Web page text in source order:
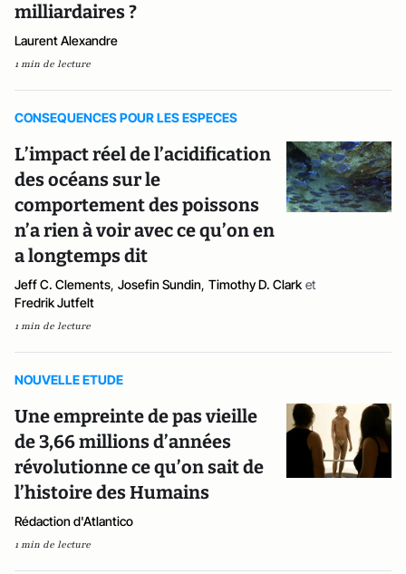
milliardaires ?
Laurent Alexandre
1 min de lecture
CONSEQUENCES POUR LES ESPECES
L’impact réel de l’acidification
des océans sur le
comportement des poissons
n’a rien à voir avec ce qu’on en
a longtemps dit
Jeff C. Clements, Josefin Sundin, Timothy D. Clark et
Fredrik Jutfelt
1 min de lecture
NOUVELLE ETUDE
Une empreinte de pas vieille
de 3,66 millions d’années
révolutionne ce qu’on sait de
l’histoire des Humains
Rédaction d'Atlantico
1 min de lecture